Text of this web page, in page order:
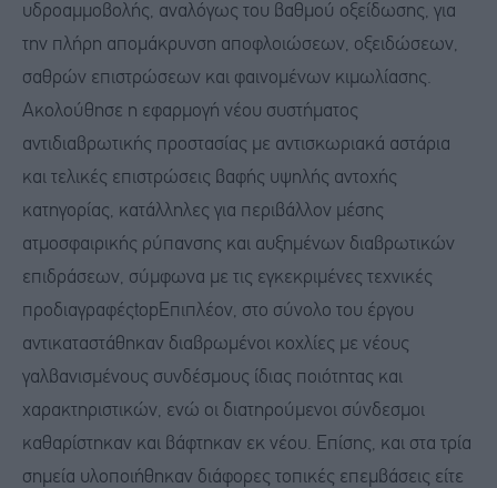
υδροαμμοβολής, αναλόγως του βαθμού οξείδωσης, για
την πλήρη απομάκρυνση αποφλοιώσεων, οξειδώσεων,
σαθρών επιστρώσεων και φαινομένων κιμωλίασης.
Ακολούθησε η εφαρμογή νέου συστήματος
αντιδιαβρωτικής προστασίας με αντισκωριακά αστάρια
και τελικές επιστρώσεις βαφής υψηλής αντοχής
κατηγορίας, κατάλληλες για περιβάλλον μέσης
ατμοσφαιρικής ρύπανσης και αυξημένων διαβρωτικών
επιδράσεων, σύμφωνα με τις εγκεκριμένες τεχνικές
προδιαγραφέςtopΕπιπλέον, στο σύνολο του έργου
αντικαταστάθηκαν διαβρωμένοι κοχλίες με νέους
γαλβανισμένους συνδέσμους ίδιας ποιότητας και
χαρακτηριστικών, ενώ οι διατηρούμενοι σύνδεσμοι
καθαρίστηκαν και βάφτηκαν εκ νέου. Επίσης, και στα τρία
σημεία υλοποιήθηκαν διάφορες τοπικές επεμβάσεις είτε